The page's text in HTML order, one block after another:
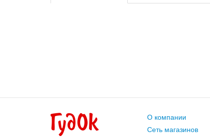
О компании
Сеть магазинов